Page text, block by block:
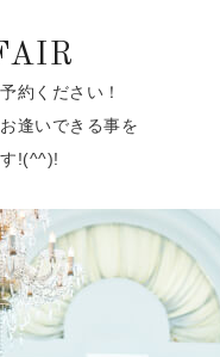
約ください！
逢いできる事を
!(^^)!